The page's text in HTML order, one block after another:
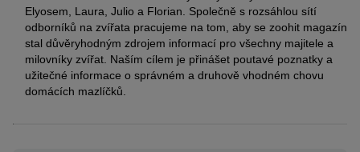
Elyosem, Laura, Julio a Florian. Společně s rozsáhlou sítí
odborníků na zvířata pracujeme na tom, aby se zoohit magazín
stal důvěryhodným zdrojem informací pro všechny majitele a
milovníky zvířat. Naším cílem je přinášet poutavé poznatky a
užitečné informace o správném a druhově vhodném chovu
domácích mazlíčků.